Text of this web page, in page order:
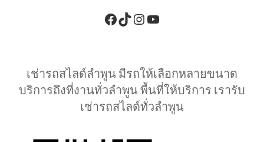
Facebook
TikTok
Instagram
YouTube
เช่ารถสไลด์ลำพูน มีรถให้เลือกหลายขนาด
บริการถึงที่งานทั่วลำพูน พื้นที่ให้บริการ เรารับ
เช่ารถสไลด์ทั่วลำพูน